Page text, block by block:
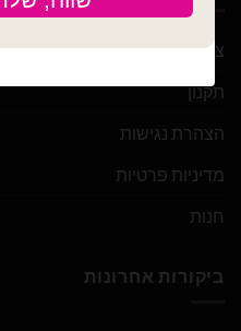
צור קשר
תקנון
הצהרת נגישות
מדיניות פרטיות
חנות
ביקורות אחרונות